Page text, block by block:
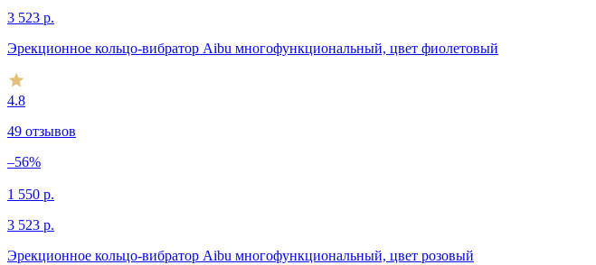
3 523 р.
Эрекционное кольцо-вибратор Aibu многофункциональный, цвет фиолетовый
4.8
49 отзывов
–56%
1 550 р.
3 523 р.
Эрекционное кольцо-вибратор Aibu многофункциональный, цвет розовый